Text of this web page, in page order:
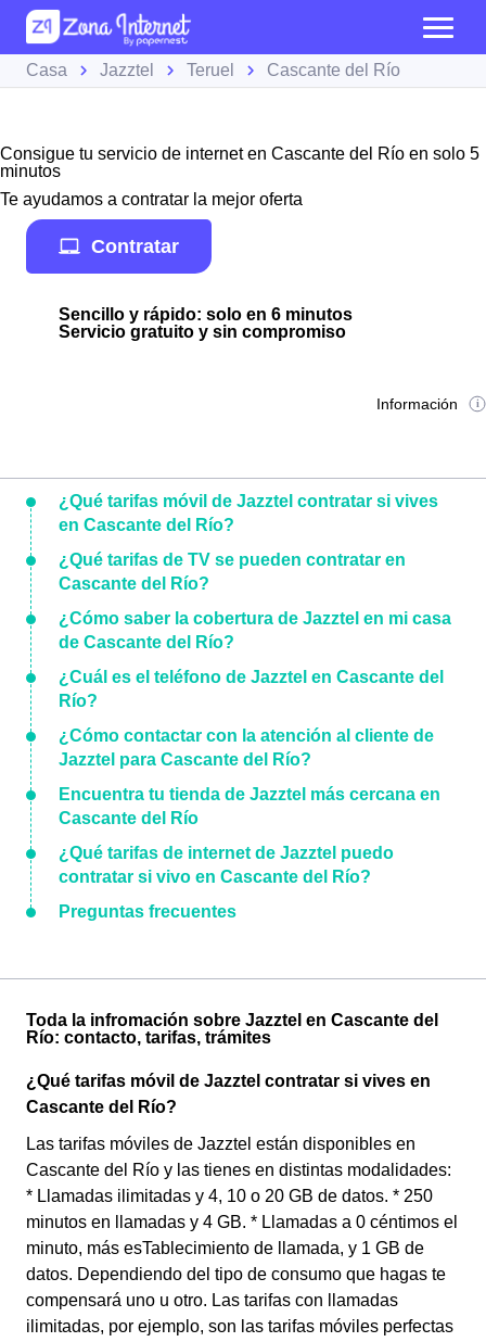
Casa Jazztel Teruel Cascante del Río
Consigue tu servicio de internet en Cascante del Río en solo 5
minutos
Te ayudamos a contratar la mejor oferta
Contratar
Sencillo y rápido: solo en 6 minutos
Servicio gratuito y sin compromiso
Información
¿Qué tarifas móvil de Jazztel contratar si vives
en Cascante del Río?
¿Qué tarifas de TV se pueden contratar en
Cascante del Río?
¿Cómo saber la cobertura de Jazztel en mi casa
de Cascante del Río?
¿Cuál es el teléfono de Jazztel en Cascante del
Río?
¿Cómo contactar con la atención al cliente de
Jazztel para Cascante del Río?
Encuentra tu tienda de Jazztel más cercana en
Cascante del Río
¿Qué tarifas de internet de Jazztel puedo
contratar si vivo en Cascante del Río?
Preguntas frecuentes
Toda la infromación sobre Jazztel en Cascante del
Río: contacto, tarifas, trámites
¿Qué tarifas móvil de Jazztel contratar si vives en
Cascante del Río?
Las tarifas móviles de Jazztel están disponibles en
Cascante del Río y las tienes en distintas modalidades:
* Llamadas ilimitadas y 4, 10 o 20 GB de datos. * 250
minutos en llamadas y 4 GB. * Llamadas a 0 céntimos el
minuto, más esTablecimiento de llamada, y 1 GB de
datos. Dependiendo del tipo de consumo que hagas te
compensará uno u otro. Las tarifas con llamadas
ilimitadas, por ejemplo, son las tarifas móviles perfectas